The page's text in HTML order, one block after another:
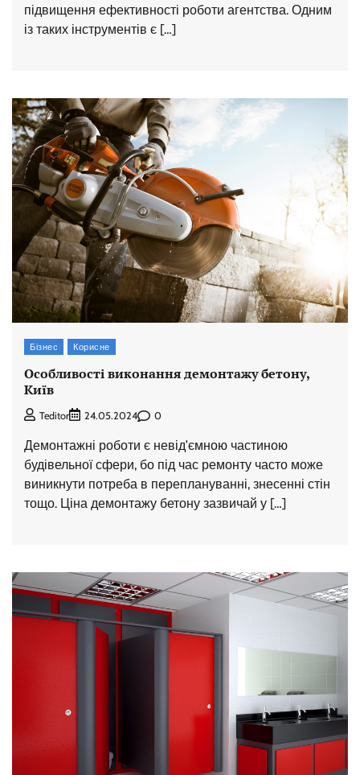
підвищення ефективності роботи агентства. Одним
із таких інструментів є […]
Бізнес Корисне
Особливості виконання демонтажу бетону,
Київ
Teditor 24.05.2024 0
Демонтажні роботи є невід’ємною частиною
будівельної сфери, бо під час ремонту часто може
виникнути потреба в переплануванні, знесенні стін
тощо. Ціна демонтажу бетону зазвичай у […]